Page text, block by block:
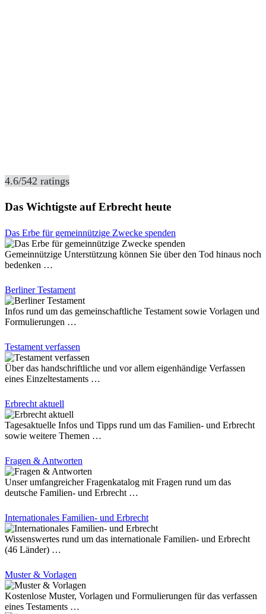
4.6/542 ratings
Das Wichtigste auf Erbrecht heute
Das Erbe für gemeinnützige Zwecke spenden
Gemeinnützige Unterstützung können Sie über den Tod hinaus noch
bedenken …
Berliner Testament
Infos rund um das gemeinschaftliche Testament sowie Vorlagen und
Formulierungen …
Testament verfassen
Über das handschriftliche und vor allem eigenhändige Verfassen
eines Einzeltestaments …
Erbrecht aktuell
Tagesaktuelle Infos und Tipps rund um das Familien- und Erbrecht
sowie weitere Themen …
Fragen & Antworten
Unser umfangreicher Fragenkatalog mit Fragen rund um das
deutsche Familien- und Erbrecht …
Internationales Familien- und Erbrecht
Wissenswertes rund um das internationale Familien- und Erbrecht
(46 Länder) …
Muster & Vorlagen
Kostenlose Muster, Vorlagen und Formulierungen für das verfassen
eines Testaments …